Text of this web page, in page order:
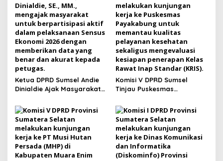
Ketua DPRD Sumsel Andie
Dinialdie Ajak Masyarakat
2026
Komisi V DPRD Sumsel
Tinjau Puskesmas
Kesiapan Penerapan KRIS
dan Pelayanan Kesehatan